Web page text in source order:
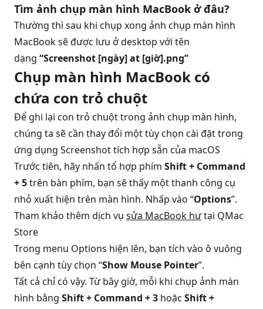
Tìm ảnh chụp màn hình MacBook ở đâu?
Thường thì sau khi chụp xong ảnh chụp màn hình
MacBook sẽ được lưu ở desktop với tên
dạng “Screenshot [ngày] at [giờ].png”
Chụp màn hình MacBook có
chứa con trỏ chuột
Để ghi lại con trỏ chuột trong ảnh chụp màn hình,
chúng ta sẽ cần thay đổi một tùy chọn cài đặt trong
ứng dụng Screenshot tích hợp sẵn của macOS
Trước tiên, hãy nhấn tổ hợp phím Shift + Command
+ 5trên bàn phím, bạn sẽ thấy một thanh công cụ
nhỏ xuất hiện trên màn hình. Nhấp vào “Options”.
Tham khảo thêm dịch vụ sửa MacBook hưtại QMac
Store
Trong menu Options hiện lên, bạn tích vào ô vuông
bên cạnh tùy chọn “Show Mouse Pointer”.
Tất cả chỉ có vậy. Từ bây giờ, mỗi khi chụp ảnh màn
hình bằng Shift + Command + 3 hoặc Shift +